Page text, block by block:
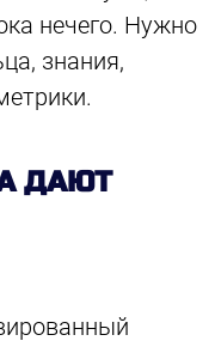
нечего. Нужно
знания,
ДАЮТ